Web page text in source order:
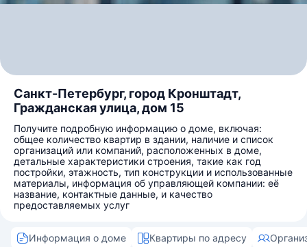
Санкт-Петербург, город Кронштадт,
Гражданская улица, дом 15
Получите подробную информацию о доме, включая:
общее количество квартир в здании, наличие и список
организаций или компаний, расположенных в доме,
детальные характеристики строения, такие как год
постройки, этажность, тип конструкции и использованные
материалы, информация об управляющей компании: её
название, контактные данные, и качество
предоставляемых услуг
Информация о доме Квартиры по адресу